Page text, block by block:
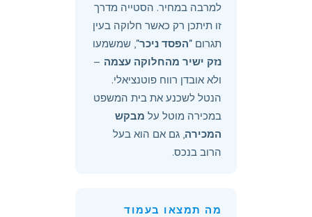
למרבה במחיר. הסטייה מדרך
זו תיתכן רק כאשר חלוקה בעין
תגרום "הפסד ניכר", שמשמעו
נזק ישיר מהחלוקה עצמה —
ולא אובדן רווח פוטנציאלי.
הנטל לשכנע את בית המשפט
במכירה מוטל על מבקש
המכירה, גם אם הוא בעל
הרוב בנכס.
מה תמצאו בעמוד